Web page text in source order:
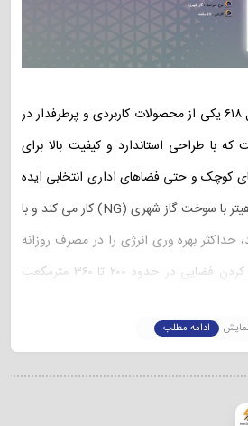
هیتر گازی ۱۸۰۰۰ انرژی مدل ۶۱۸ یکی از محصولات کاربردی و پرطرفدار در
با طراحی استاندارد و کیفیت بالا برای
کوچک و حتی فضاهای اداری انتخابی ایده‌
آل محسوب می‌ شود. این هیتر با سوخت گاز شهری (NG) کار می‌ کند و با
حرارتی ۸۱.۵ درصد، حداکثر بهره‌ وری انرژی را در مصرف روزانه
به همراه دارد. توانایی گرم کردن فضایی در حدود ۲۰۰ تا ۳۶۰ مترمکعب
فن آکسیال تعبیه‌ شده در این مدل، گرما
کرده و دمایی متعادل و دلپذیر ایجاد
با مشخصات فنی و همچنین اطلاع از قیمت
ادامه مطلب